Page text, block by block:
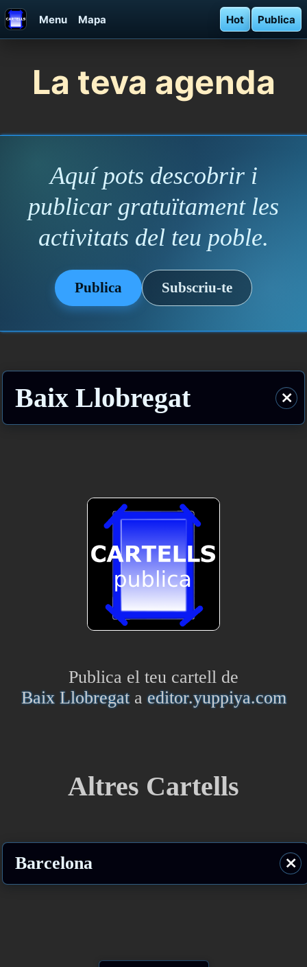
Menu Mapa Hot Publica
La teva agenda
Aquí pots descobrir i
publicar gratuïtament les
activitats del teu poble.
Publica Subscriu-te
Baix Llobregat ⨯
Publica el teu cartell de
Baix Llobregataeditor.yuppiya.com
Altres Cartells
Barcelona ⨯